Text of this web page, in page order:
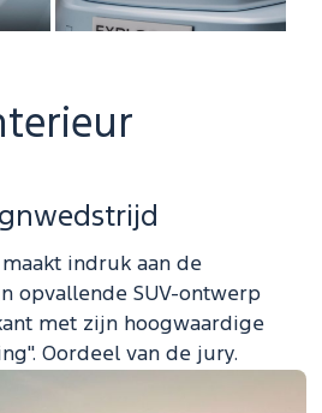
indruk aan de
opvallende SUV-ontwerp
met zijn hoogwaardige
Oordeel van de jury.